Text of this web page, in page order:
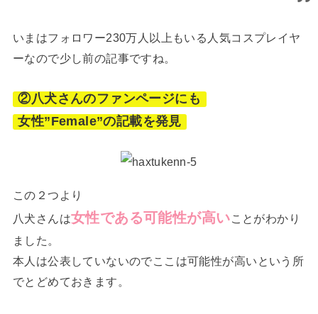
いまはフォロワー230万人以上もいる人気コスプレイヤ
ーなので少し前の記事ですね。
②八犬さんのファンページにも
女性”Female”の記載を発見
この２つより
八犬さんは女性である可能性が高いことがわかり
ました。
本人は公表していないのでここは可能性が高いという所
でとどめておきます。